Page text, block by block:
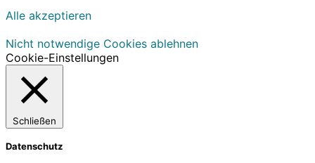
Alle akzeptieren
Nicht notwendige Cookies ablehnen
Cookie-Einstellungen
Schließen
Datenschutz